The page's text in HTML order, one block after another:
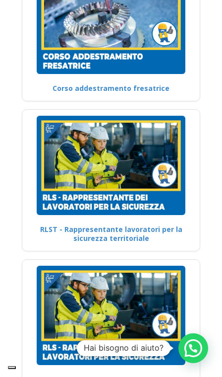
Corso addestramento fresatrice
RLST - Rappresentante lavoratori per la
sicurezza territoriale
Hai bisogno di aiuto?